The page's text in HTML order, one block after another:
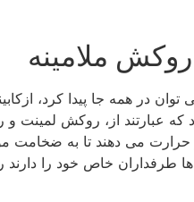
روکش ملامینه
در همه جا پیدا کرد،
که عبارتند از، روکش لمینت
حرارت می دهند تا به
طرفداران خاص خود را